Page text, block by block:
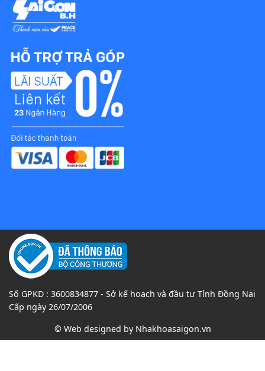
Số GPKD : 3600834877 - Sở kế hoạch và đầu tư Tỉnh Đồng Nai
Cấp ngày 26/07/2006
© Web designed by Nhakhoasaigon.vn